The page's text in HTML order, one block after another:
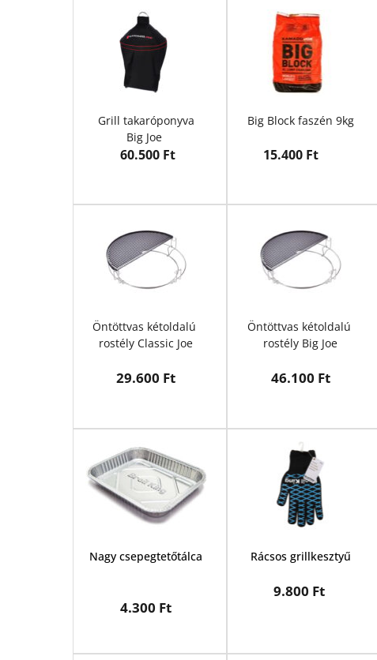
Grill takaróponyva
Big Joe
60.500 Ft
Big Block faszén 9kg
15.400 Ft
Öntöttvas kétoldalú
rostély Classic Joe
29.600 Ft
Öntöttvas kétoldalú
rostély Big Joe
46.100 Ft
Nagy csepegtetőtálca
4.300 Ft
Rácsos grillkesztyű
9.800 Ft